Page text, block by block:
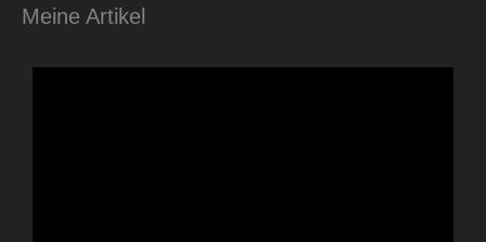
Meine Artikel